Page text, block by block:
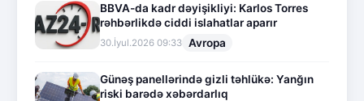
BBVA-da kadr dəyişikliyi: Karlos Torres
rəhbərlikdə ciddi islahatlar aparır
30.İyul.2026 09:33 Avropa
Günəş panellərində gizli təhlükə: Yanğın
riski barədə xəbərdarlıq